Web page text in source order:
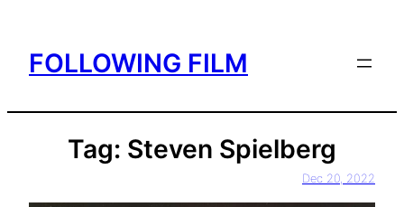
content
FOLLOWING FILM
Tag: Steven Spielberg
Dec 20, 2022